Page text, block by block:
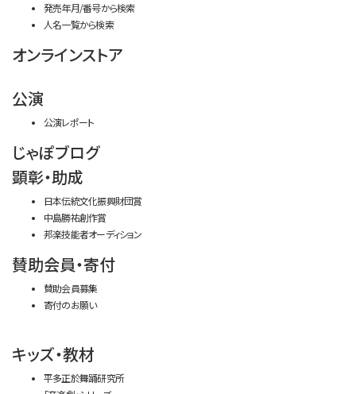
発売年月/番号から検索
人名一覧から検索
オンラインストア
公演
公演レポート
じゃぽブログ
顕彰・助成
日本伝統文化振興財団賞
中島勝祐創作賞
邦楽技能者オーディション
賛助会員・寄付
賛助会員募集
寄付のお願い
キッズ・教材
平多正於舞踊研究所